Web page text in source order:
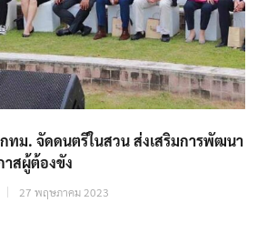
ทม. จัดดนตรีในสวน ส่งเสริมการพัฒนา
สผู้ต้องขัง